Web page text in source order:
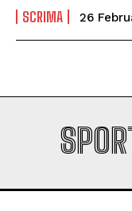
SCRIMA 26